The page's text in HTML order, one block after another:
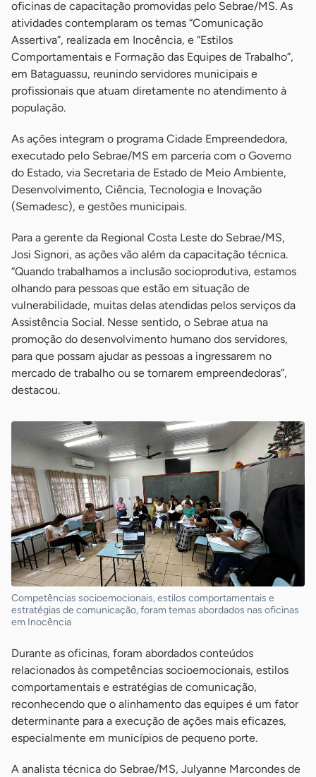
oficinas de capacitação promovidas pelo Sebrae/MS. As
atividades contemplaram os temas “Comunicação
Assertiva”, realizada em Inocência, e “Estilos
Comportamentais e Formação das Equipes de Trabalho”,
em Bataguassu, reunindo servidores municipais e
profissionais que atuam diretamente no atendimento à
população.
As ações integram o programa Cidade Empreendedora,
executado pelo Sebrae/MS em parceria com o Governo
do Estado, via Secretaria de Estado de Meio Ambiente,
Desenvolvimento, Ciência, Tecnologia e Inovação
(Semadesc), e gestões municipais.
Para a gerente da Regional Costa Leste do Sebrae/MS,
Josi Signori, as ações vão além da capacitação técnica.
“Quando trabalhamos a inclusão socioprodutiva, estamos
olhando para pessoas que estão em situação de
vulnerabilidade, muitas delas atendidas pelos serviços da
Assistência Social. Nesse sentido, o Sebrae atua na
promoção do desenvolvimento humano dos servidores,
para que possam ajudar as pessoas a ingressarem no
mercado de trabalho ou se tornarem empreendedoras”,
destacou.
Competências socioemocionais, estilos comportamentais e
estratégias de comunicação, foram temas abordados nas oficinas
em Inocência
Durante as oficinas, foram abordados conteúdos
relacionados às competências socioemocionais, estilos
comportamentais e estratégias de comunicação,
reconhecendo que o alinhamento das equipes é um fator
determinante para a execução de ações mais eficazes,
especialmente em municípios de pequeno porte.
A analista técnica do Sebrae/MS, Julyanne Marcondes de